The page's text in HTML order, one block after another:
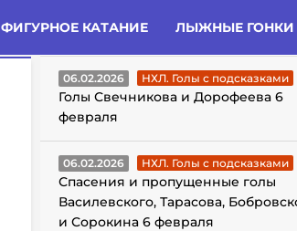
ФИГУРНОЕ КАТАНИЕ ЛЫЖНЫЕ ГОНКИ
ГОЛЫ С ПОДСКАЗКАМИ
06.02.2026 НХЛ. Голы с подсказками
Голы Свечникова и Дорофеева 6
февраля
06.02.2026 НХЛ. Голы с подсказками
Спасения и пропущенные голы
Василевского, Тарасова,
и Сорокина 6 февраля